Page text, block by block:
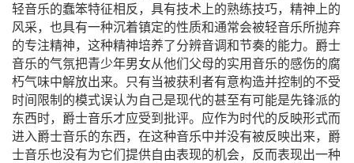
轻音乐的蠢笨特征相反，具有技术上的熟练技巧，精神上的
风采，也具有一种沉着镇定的性质和通常会被轻音乐所抛弃
的专注精神，这种精神培养了分辨音调和节奏的能力。爵士
音乐的气氛把青少年男女从他们父母的实用音乐的感伤的腐
朽气味中解放出来。只有当被获利者有意构造并控制的不受
时间限制的模式误认为自己是现代的甚至有可能是先锋派的
东西时，爵士音乐才应受到批评。应作为时代的反映形式而
进入爵士音乐的东西，在这种音乐中并没有被反映出来，爵
士音乐也没有为它们提供自由表现的机会，反而表现出一种